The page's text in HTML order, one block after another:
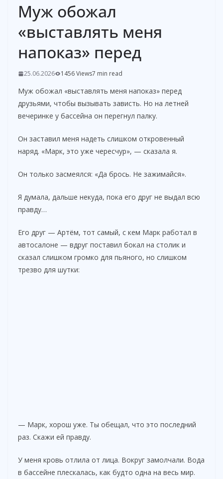
Муж обожал
«выставлять меня
напоказ» перед
25.06.2026 1456 Views7 min read
Муж обожал «выставлять меня напоказ» перед
друзьями, чтобы вызывать зависть. Но на летней
вечеринке у бассейна он перегнул палку.
Он заставил меня надеть слишком откровенный
наряд. «Марк, это уже чересчур», — сказала я.
Он только засмеялся: «Да брось. Не зажимайся».
Я думала, дальше некуда, пока его друг не выдал всю
правду…
Его друг — Артём, тот самый, с кем Марк работал в
автосалоне — вдруг поставил бокал на столик и
сказал слишком громко для пьяного, но слишком
трезво для шутки:
— Марк, хорош уже. Ты обещал, что это последний
раз. Скажи ей правду.
У меня кровь отлила от лица. Вокруг замолчали. Вода
в бассейне плескалась, как будто одна на весь мир.